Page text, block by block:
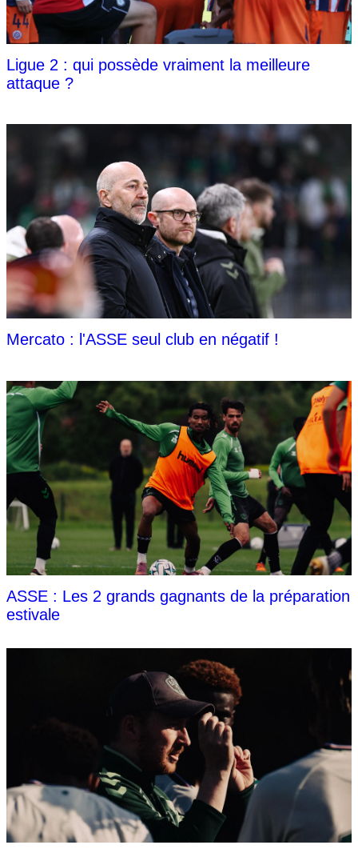
Ligue 2 : qui possède vraiment la meilleure
attaque ?
Mercato : l'ASSE seul club en négatif !
ASSE : Les 2 grands gagnants de la préparation
estivale